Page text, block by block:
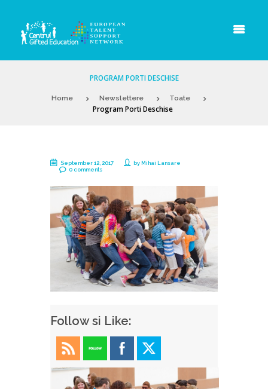
PROGRAM PORTI DESCHISE
Home Newslettere Toate
Program Porti Deschise
September 12, 2017 by Mihai Lansare
0 comments
Follow si Like: